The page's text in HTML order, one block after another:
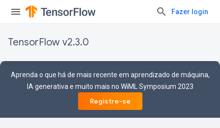
Fazer login
TensorFlow v2.3.0
Aprenda o que há de mais recente em aprendizado de máquina,
IA generativa e muito mais no WiML Symposium 2023
Registre-se